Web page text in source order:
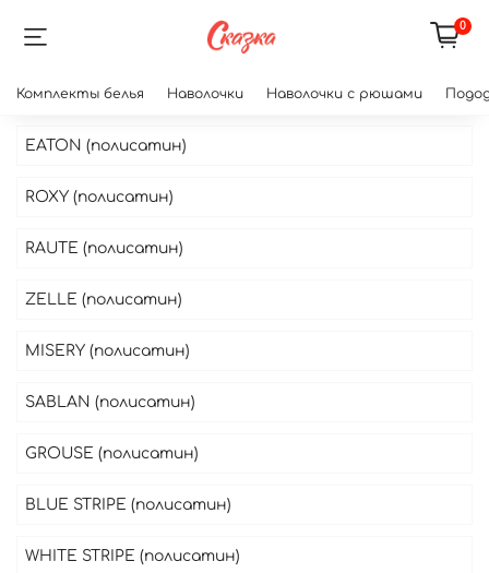
0
Комплекты белья Наволочки Наволочки с рюшами
EATON (полисатин)
ROXY (полисатин)
RAUTE (полисатин)
ZELLE (полисатин)
MISERY (полисатин)
SABLAN (полисатин)
GROUSE (полисатин)
BLUE STRIPE (полисатин)
WHITE STRIPE (полисатин)